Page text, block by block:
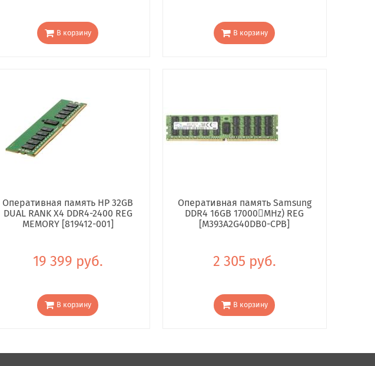
В корзину В корзину
Оперативная память HP 32GB
DUAL RANK X4 DDR4-2400 REG
MEMORY [819412-001]
19 399 руб.
В корзину
Оперативная память Samsung
DDR4 16GB 17000񢋕MHz) REG
[M393A2G40DB0-CPB]
2 305 руб.
В корзину